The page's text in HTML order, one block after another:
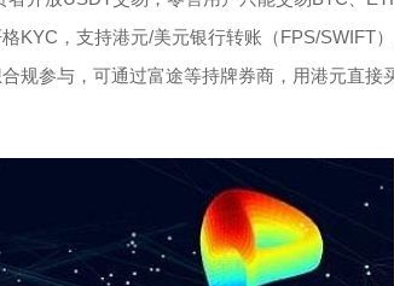
KYC，支持港元/美元银行转账（FPS/SWIFT
规参与，可通过富途等持牌券商，用港元直接